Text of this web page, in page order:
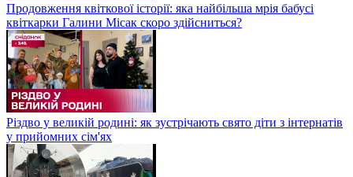
Продовження квіткової історії: яка найбільша мрія бабусі
квіткарки Галини Місак скоро здійсниться?
Різдво у великій родині: як зустрічають свято діти з інтернатів
у прийомних сім'ях